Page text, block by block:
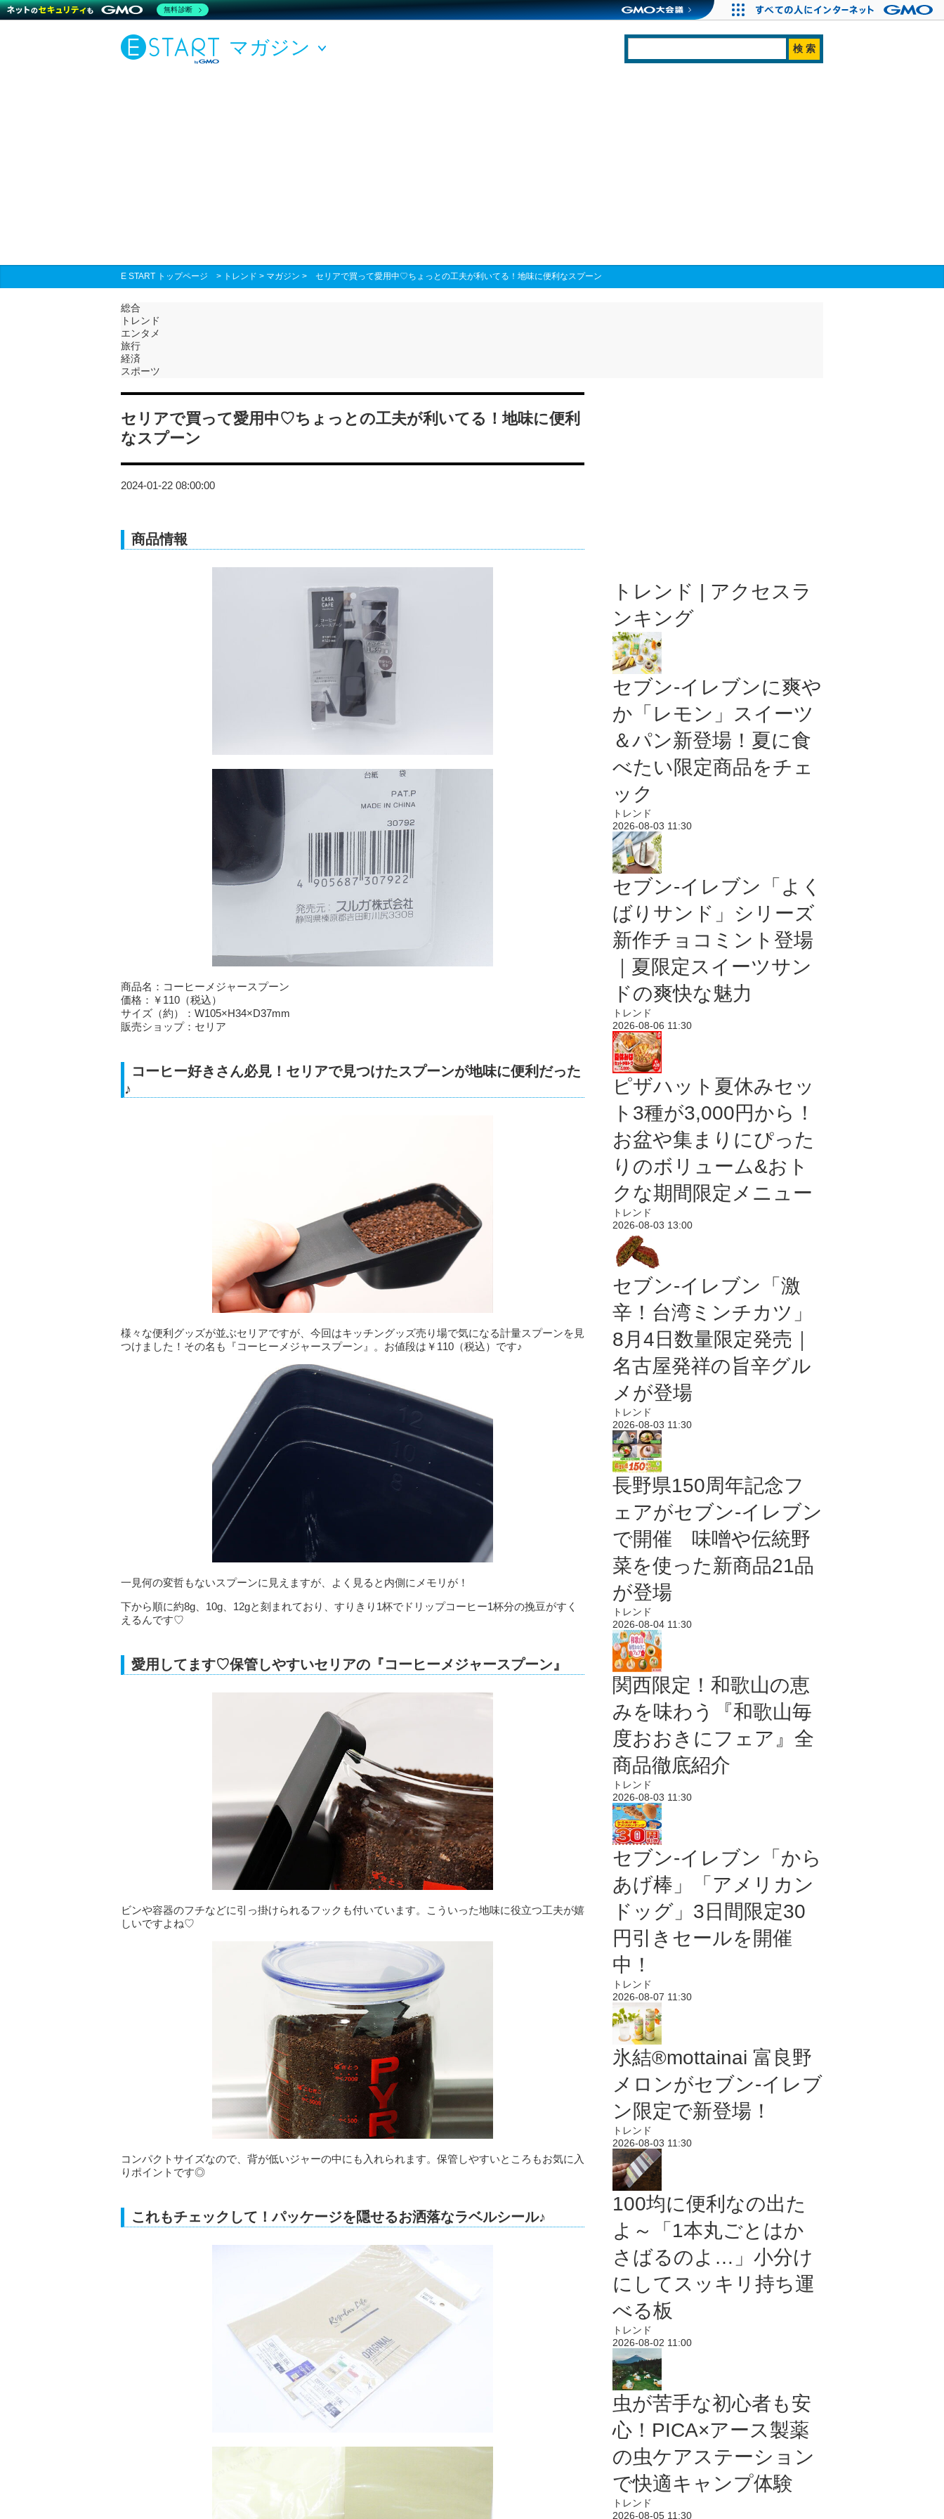
マガジン
E START トップページ > トレンド > マガジン > セリアで買って愛用中♡ちょっとの工夫が利いてる！地味に便利なスプーン
総合
トレンド
エンタメ
旅行
経済
スポーツ
セリアで買って愛用中♡ちょっとの工夫が利いてる！地味に便利
なスプーン
2024-01-22 08:00:00
商品情報
商品名：コーヒーメジャースプーン
価格：￥110（税込）
サイズ（約）：W105×H34×D37mm
販売ショップ：セリア
コーヒー好きさん必見！セリアで見つけたスプーンが地味に便利だった
♪
様々な便利グッズが並ぶセリアですが、今回はキッチングッズ売り場で気になる計量スプーンを見
つけました！その名も『コーヒーメジャースプーン』。お値段は￥110（税込）です♪
一見何の変哲もないスプーンに見えますが、よく見ると内側にメモリが！
下から順に約8g、10g、12gと刻まれており、すりきり1杯でドリップコーヒー1杯分の挽豆がすく
えるんです♡
愛用してます♡保管しやすいセリアの『コーヒーメジャースプーン』
ビンや容器のフチなどに引っ掛けられるフックも付いています。こういった地味に役立つ工夫が嬉
しいですよね♡
コンパクトサイズなので、背が低いジャーの中にも入れられます。保管しやすいところもお気に入
りポイントです◎
これもチェックして！パッケージを隠せるお洒落なラベルシール♪
トレンド | アクセスラ
ンキング
セブン‐イレブンに爽や
か「レモン」スイーツ
＆パン新登場！夏に食
べたい限定商品をチェ
ック
トレンド
2026-08-03 11:30
セブン‐イレブン「よく
ばりサンド」シリーズ
新作チョコミント登場
｜夏限定スイーツサン
ドの爽快な魅力
トレンド
2026-08-06 11:30
ピザハット夏休みセッ
ト3種が3,000円から！
お盆や集まりにぴった
りのボリューム&おト
クな期間限定メニュー
トレンド
2026-08-03 13:00
セブン-イレブン「激
辛！台湾ミンチカツ」
8月4日数量限定発売｜
名古屋発祥の旨辛グル
メが登場
トレンド
2026-08-03 11:30
長野県150周年記念フ
ェアがセブン-イレブン
で開催 味噌や伝統野
菜を使った新商品21品
が登場
トレンド
2026-08-04 11:30
関西限定！和歌山の恵
みを味わう『和歌山毎
度おおきにフェア』全
商品徹底紹介
トレンド
2026-08-03 11:30
セブン‐イレブン「から
あげ棒」「アメリカン
ドッグ」3日間限定30
円引きセールを開催
中！
トレンド
2026-08-07 11:30
氷結®mottainai 富良野
メロンがセブン‐イレブ
ン限定で新登場！
トレンド
2026-08-03 11:30
100均に便利なの出た
よ～「1本丸ごとはか
さばるのよ…」小分け
にしてスッキリ持ち運
べる板
トレンド
2026-08-02 11:00
虫が苦手な初心者も安
心！PICA×アース製薬
の虫ケアステーション
で快適キャンプ体験
トレンド
2026-08-05 11:30
無料診断